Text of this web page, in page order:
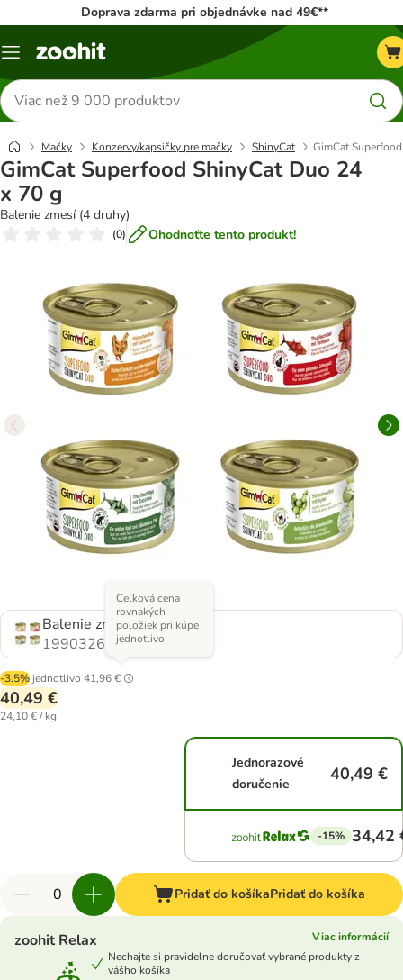
Doprava zdarma pri objednávke nad 49€**
Kategórie
Hľadať
produkty
Mačky Konzervy/kapsičky pre mačky ShinyCat GimCat
GimCat Superfood ShinyCat Duo 24
x 70 g
Balenie zmesí (4 druhy)
(0) Ohodnoťte tento produkt!
Balenie zmesí (4 druhy)
1990326.0
-3.5% jednotlivo 41,96 €
Celková cena
rovnakých
položiek pri kúpe
jednotlivo
40,49 €
24,10 € / kg
Jednorazové
doručenie
40,49 €
-15% 34,42
Pridať do košíkaPridať do košíka
zoohit Relax
Viac informácií
Nechajte si pravidelne doručovať vybrané produkty z
vášho košíka